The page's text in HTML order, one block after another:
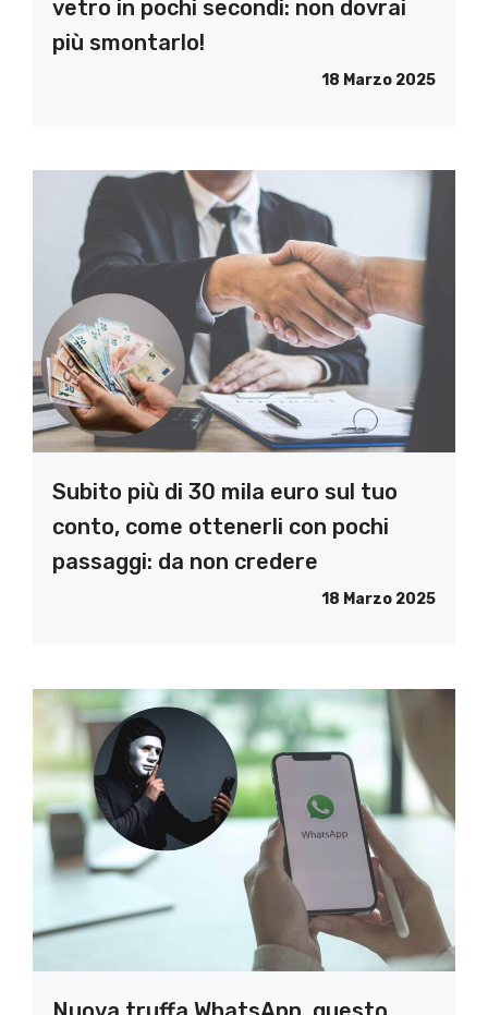
vetro in pochi secondi: non dovrai
più smontarlo!
18 Marzo 2025
Subito più di 30 mila euro sul tuo
conto, come ottenerli con pochi
passaggi: da non credere
18 Marzo 2025